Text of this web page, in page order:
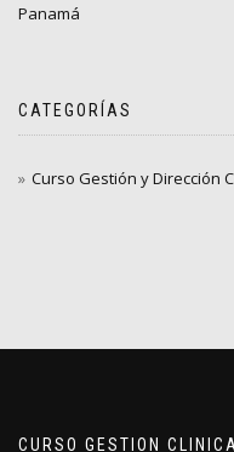
Panamá
CATEGORÍAS
Curso Gestión y Dirección
CURSO GESTION